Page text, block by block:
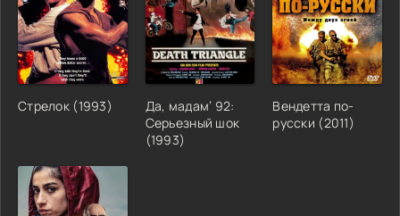
Стрелок (1993)
Да, мадам‘ 92:
Серьезный шок
(1993)
Вендетта по-
русски (2011)